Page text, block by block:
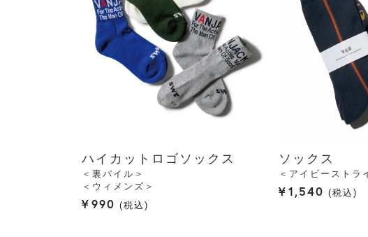
ハイカットロゴソックス
＜裏パイル＞
＜ウィメンズ＞
¥990 税込
ソックス
＜アイビーストラ
¥1,540 税込